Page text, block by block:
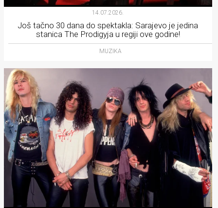
14.07.2026.
Još tačno 30 dana do spektakla: Sarajevo je jedina
stanica The Prodigyja u regiji ove godine!
MUZIKA